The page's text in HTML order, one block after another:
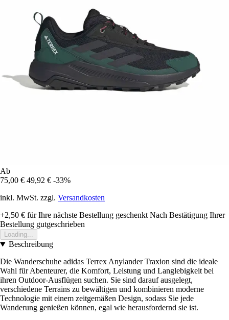
Ab
75,00 € 49,92 € -33%
inkl. MwSt. zzgl. Versandkosten
+2,50 € für Ihre nächste Bestellung geschenkt Nach Bestätigung Ihrer
Bestellung gutgeschrieben
Loading...
Beschreibung
Die Wanderschuhe adidas Terrex Anylander Traxion sind die ideale
Wahl für Abenteurer, die Komfort, Leistung und Langlebigkeit bei
ihren Outdoor-Ausflügen suchen. Sie sind darauf ausgelegt,
verschiedene Terrains zu bewältigen und kombinieren moderne
Technologie mit einem zeitgemäßen Design, sodass Sie jede
Wanderung genießen können, egal wie herausfordernd sie ist.